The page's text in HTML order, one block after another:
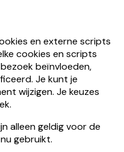
en externe scripts
cookies en scripts
beïnvloeden,
Je kunt je
wijzigen. Je keuzes
alleen geldig voor de
gebruikt.